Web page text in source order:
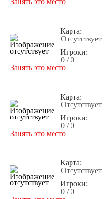
Занять это место
Карта:
Отсутствует
Игроки:
0 / 0
Занять это место
Карта:
Отсутствует
Игроки:
0 / 0
Занять это место
Карта:
Отсутствует
Игроки:
0 / 0